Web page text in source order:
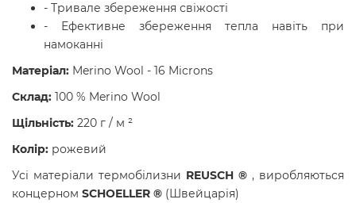
- Тривале збереження свіжості
- Ефективне збереження тепла навіть при
намоканні
Матеріал: Merino Wool - 16 Microns
Склад: 100 % Merino Wool
Щільність: 220 г / м ²
Колір: рожевий
Усі матеріали термобілизни REUSCH ® , виробляються
концерном SCHOELLER ® (Швейцарія)